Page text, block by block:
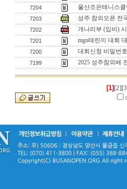
7204 울산조은테니스
7203 성주 참외오픈 전
7202 개나리부 (입비)
7201 mgn테린이 대회
7200 대회신청 비밀번호
7199 2025 성주참외배
[1] [2]